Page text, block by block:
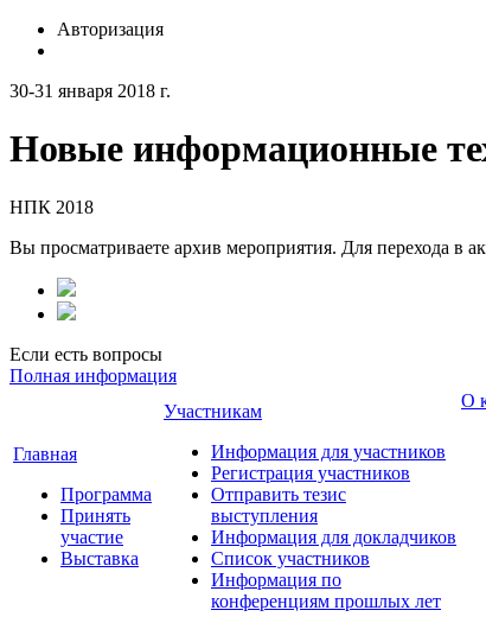
Авторизация
30-31 января 2018 г.
Новые информационные
НПК 2018
Вы просматриваете архив мероприятия. Для перехода в
Если есть вопросы
Полная информация
Главная
Программа
Принять
участие
Выставка
Участникам
Информация для участников
Регистрация участников
Отправить тезис
выступления
Информация для докладчиков
Список участников
Информация по
конференциям прошлых лет
О